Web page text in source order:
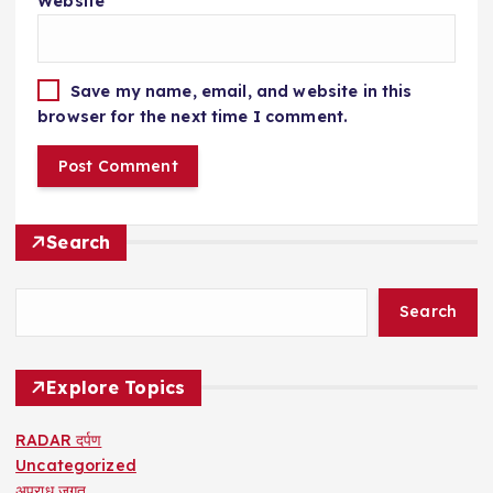
Save my name, email, and website in this
browser for the next time I comment.
Search
Search
Explore Topics
RADAR दर्पण
Uncategorized